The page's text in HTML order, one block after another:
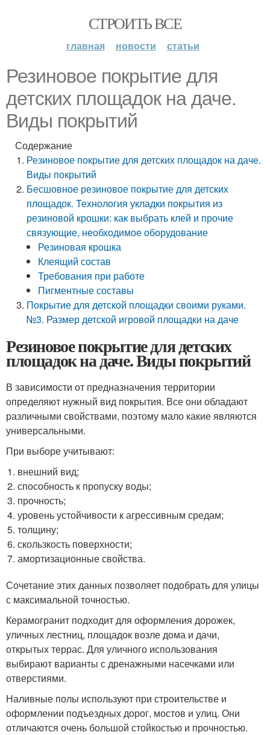
СТРОИТЬ ВСЕ
главная новости статьи
Резиновое покрытие для
детских площадок на даче.
Виды покрытий
Содержание
Резиновое покрытие для детских площадок на даче.
Виды покрытий
Бесшовное резиновое покрытие для детских
площадок. Технология укладки покрытия из
резиновой крошки: как выбрать клей и прочие
связующие, необходимое оборудование
Резиновая крошка
Клеящий состав
Требования при работе
Пигментные составы
Покрытие для детской площадки своими руками.
№3. Размер детской игровой площадки на даче
Резиновое покрытие для детских
площадок на даче. Виды покрытий
В зависимости от предназначения территории
определяют нужный вид покрытия. Все они обладают
различными свойствами, поэтому мало какие являются
универсальными.
При выборе учитывают:
внешний вид;
способность к пропуску воды;
прочность;
уровень устойчивости к агрессивным средам;
толщину;
скользкость поверхности;
амортизационные свойства.
Сочетание этих данных позволяет подобрать для улицы
с максимальной точностью.
Керамогранит подходит для оформления дорожек,
уличных лестниц, площадок возле дома и дачи,
открытых террас. Для уличного использования
выбирают варианты с дренажными насечками или
отверстиями.
Наливные полы используют при строительстве и
оформлении подъездных дорог, мостов и улиц. Они
отличаются очень большой стойкостью и прочностью.